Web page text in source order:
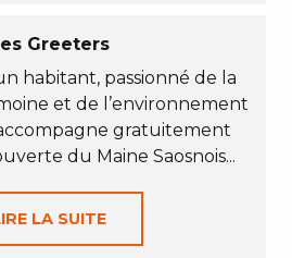
Greeters
habitant, passionné de la
et de l’environnement
gratuitement
du Maine Saosnois...
LA SUITE